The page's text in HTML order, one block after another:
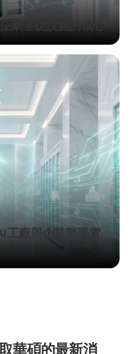
業基礎設施的核心
工廠與企業部署實
華碩的最新消